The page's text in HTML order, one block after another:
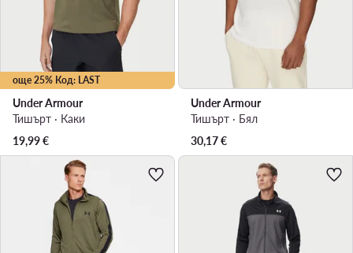
още 25% Код: LAST
Under Armour
Тишърт · Каки
19,99€
Under Armour
Тишърт · Бял
30,17€